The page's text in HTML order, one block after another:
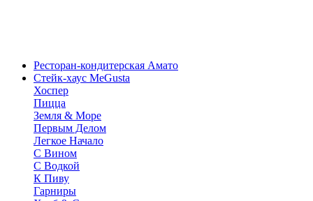
Ресторан-кондитерская Амато
Стейк-хаус MeGusta
Хоспер
Пицца
Земля & Море
Первым Делом
Легкое Начало
С Вином
С Водкой
К Пиву
Гарниры